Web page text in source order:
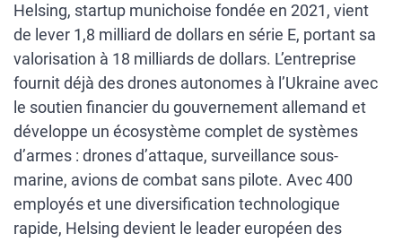
Helsing, startup munichoise fondée en 2021, vient
de lever 1,8 milliard de dollars en série E, portant sa
valorisation à 18 milliards de dollars. L’entreprise
fournit déjà des drones autonomes à l’Ukraine avec
le soutien financier du gouvernement allemand et
développe un écosystème complet de systèmes
d’armes : drones d’attaque, surveillance sous-
marine, avions de combat sans pilote. Avec 400
employés et une diversification technologique
rapide, Helsing devient le leader européen des